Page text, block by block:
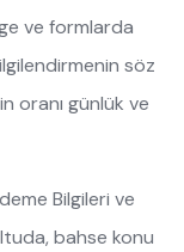
ve formlarda
söz
oranı günlük ve
Bilgileri ve
bahse konu